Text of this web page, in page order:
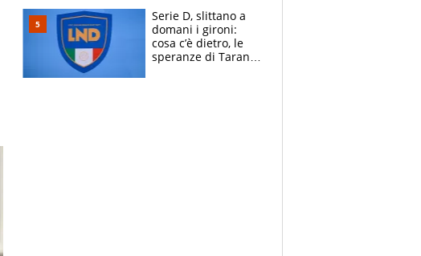
rimane Milinkovic-
Savic
Serie D, slittano a
domani i gironi:
cosa c’è dietro, le
speranze di Taranto